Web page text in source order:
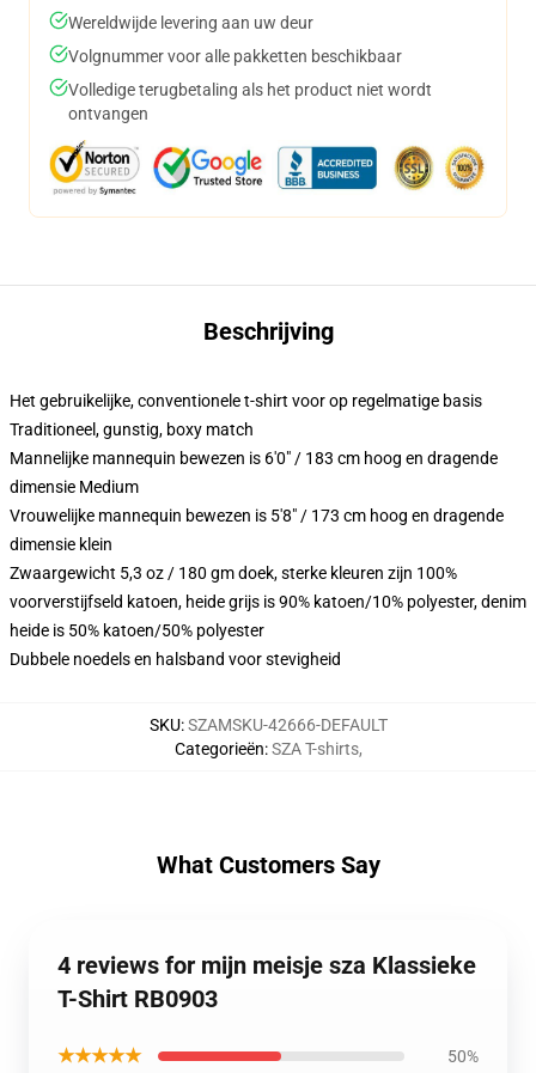
Wereldwijde levering aan uw deur
Volgnummer voor alle pakketten beschikbaar
Volledige terugbetaling als het product niet wordt
ontvangen
Beschrijving
Het gebruikelijke, conventionele t-shirt voor op regelmatige basis
Traditioneel, gunstig, boxy match
Mannelijke mannequin bewezen is 6'0" / 183 cm hoog en dragende
dimensie Medium
Vrouwelijke mannequin bewezen is 5'8" / 173 cm hoog en dragende
dimensie klein
Zwaargewicht 5,3 oz / 180 gm doek, sterke kleuren zijn 100%
voorverstijfseld katoen, heide grijs is 90% katoen/10% polyester, denim
heide is 50% katoen/50% polyester
Dubbele noedels en halsband voor stevigheid
SKU:SZAMSKU-42666-DEFAULT
Categorieën:SZA T-shirts,
What Customers Say
4 reviews for mijn meisje sza Klassieke
T-Shirt RB0903
★★★★★ 50%